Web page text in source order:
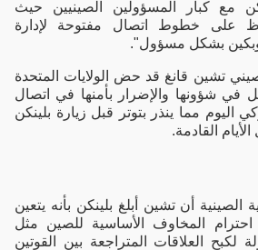
مع كبار المسؤولين الصينيين حيث
على خطوط اتصال مفتوحة لإدارة
وبكين بشكل مسؤول".
تشين قانغ قد حض الولايات المتحدة
في شؤونها والإضرار بأمنها في اتصال
نظيره‭‭ ‬‬الأميركي اليوم مما ينذر بتوتر قبل زيارة بلينكن
القادمة.
أن تشين أبلغ بلينكن بأنه يتعين
احترام المخاوف الأساسية للصين مثل
لكبح العلاقات المتراجعة بين القوتين